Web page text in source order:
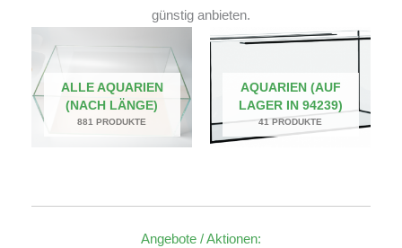
günstig anbieten.
ALLE AQUARIEN
(NACH LÄNGE)
881 PRODUKTE
AQUARIEN (AUF
LAGER IN 94239)
41 PRODUKTE
Angebote / Aktionen: